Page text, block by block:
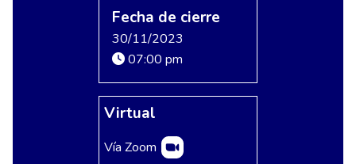
Fecha de cierre
30/11/2023
07:00 pm
Virtual
Vía Zoom